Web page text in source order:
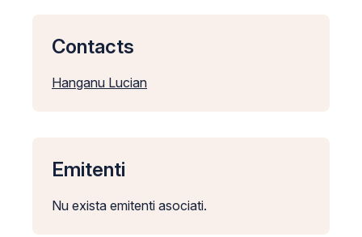
Contacts
Hanganu Lucian
Emitenti
Nu exista emitenti asociati.